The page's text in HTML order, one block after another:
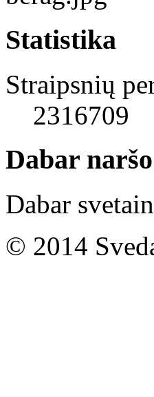
Statistika
Straipsnių
2316709
Dabar naršo
Dabar
© 2014